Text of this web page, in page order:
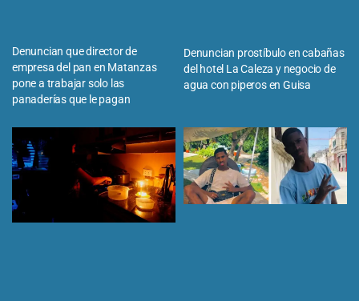
Denuncian que director de
empresa del pan en Matanzas
pone a trabajar solo las
panaderías que le pagan
Denuncian prostíbulo en cabañas
del hotel La Caleza y negocio de
agua con piperos en Guisa